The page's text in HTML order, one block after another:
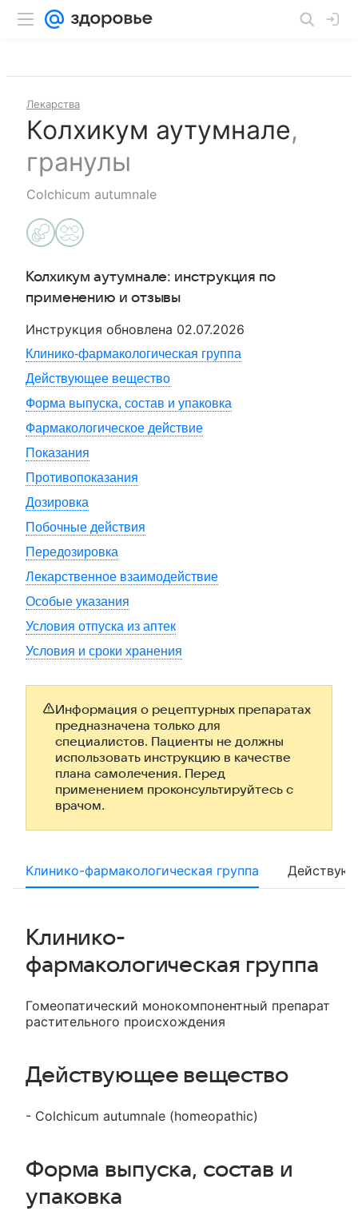
Лекарства
Колхикум аутумнале,
гранулы
Colchicum autumnale
Колхикум аутумнале: инструкция по
применению и отзывы
Инструкция обновлена 02.07.2026
Клинико-фармакологическая группа
Действующее вещество
Форма выпуска, состав и упаковка
Фармакологическое действие
Показания
Противопоказания
Дозировка
Побочные действия
Передозировка
Лекарственное взаимодействие
Особые указания
Условия отпуска из аптек
Условия и сроки хранения
Информация о рецептурных препаратах
предназначена только для
специалистов. Пациенты не должны
использовать инструкцию в качестве
плана самолечения. Перед
применением проконсультируйтесь с
врачом.
Клинико-фармакологическая группа
Клинико-
фармакологическая группа
Гомеопатический монокомпонентный препарат
растительного происхождения
Действующее вещество
- Colchicum autumnale (homeopathic)
Форма выпуска, состав и
упаковка